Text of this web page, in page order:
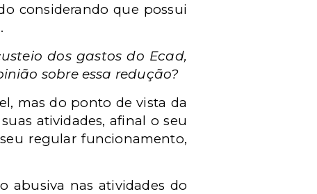
considerando que possui
dos gastos do Ecad,
sobre essa redução?
mas do ponto de vista da
atividades, afinal o seu
regular funcionamento,
abusiva nas atividades do